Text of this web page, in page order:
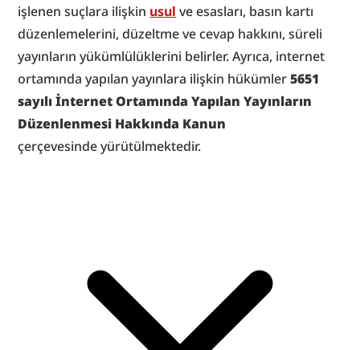
işlenen suçlara ilişkin usul ve esasları, basın kartı
düzenlemelerini, düzeltme ve cevap hakkını, süreli
yayınların yükümlülüklerini belirler. Ayrıca, internet
ortamında yapılan yayınlara ilişkin hükümler 5651
sayılı İnternet Ortamında Yapılan Yayınların
Düzenlenmesi Hakkında Kanun
çerçevesinde yürütülmektedir.